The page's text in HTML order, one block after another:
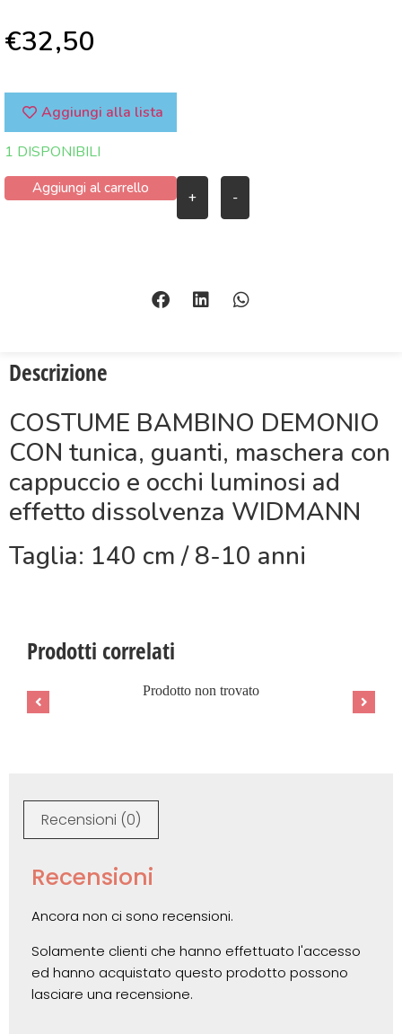
€32,50
Aggiungi alla lista
1 DISPONIBILI
+ -
Aggiungi al carrello
Descrizione
COSTUME BAMBINO DEMONIO
CON tunica, guanti, maschera con
cappuccio e occhi luminosi ad
effetto dissolvenza WIDMANN
Taglia: 140 cm / 8-10 anni
Prodotti correlati
Prodotto non trovato
Recensioni (0)
Recensioni
Ancora non ci sono recensioni.
Solamente clienti che hanno effettuato l'accesso
ed hanno acquistato questo prodotto possono
lasciare una recensione.